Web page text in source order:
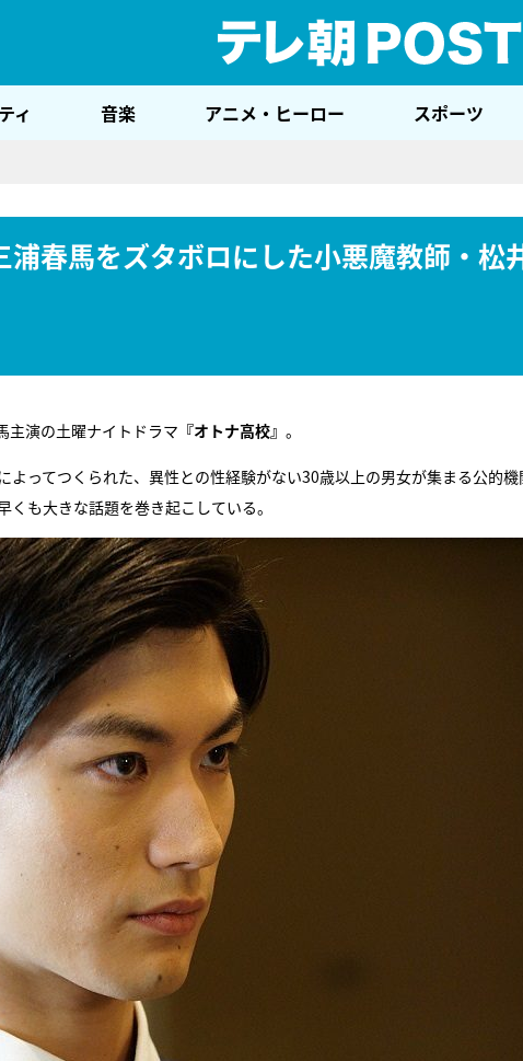
ィ 音楽 アニメ・ヒーロー スポーツ
春馬をズタボロにした小悪魔教師・松
主演の土曜ナイトドラマ 『オトナ高校』 。
ってつくられた、異性との性経験がない30歳以上の男女が集まる公的機
も大きな話題を巻き起こしている。
『アイ＝ラ